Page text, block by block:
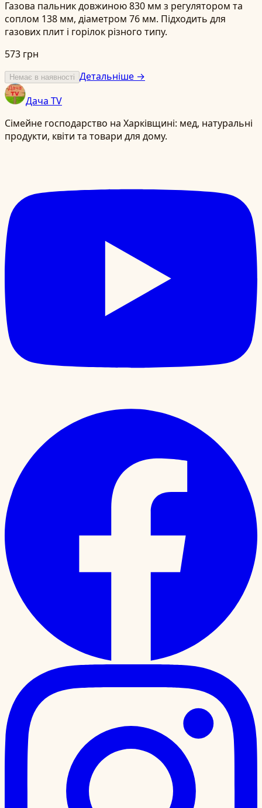
Газова пальник довжиною 830 мм з регулятором та
соплом 138 мм, діаметром 76 мм. Підходить для
газових плит і горілок різного типу.
573 грн
Немає в наявності Детальніше →
Дача TV
Сімейне господарство на Харківщині: мед, натуральні
продукти, квіти та товари для дому.